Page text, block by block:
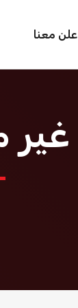
اعلن معنا